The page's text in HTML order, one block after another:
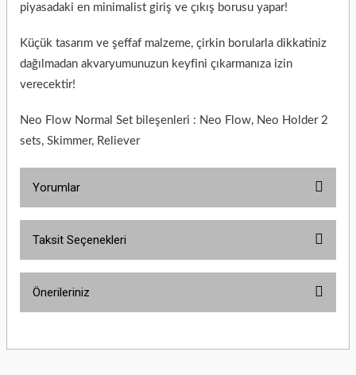
piyasadaki en minimalist giriş ve çıkış borusu yapar!
Küçük tasarım ve şeffaf malzeme, çirkin borularla dikkatiniz
dağılmadan akvaryumunuzun keyfini çıkarmanıza izin
verecektir!
Neo Flow Normal Set bileşenleri : Neo Flow, Neo Holder 2
sets, Skimmer, Reliever
Yorumlar
Taksit Seçenekleri
Önerileriniz